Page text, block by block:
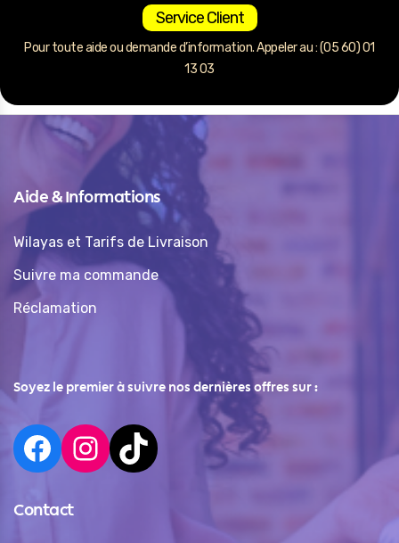
Service Client
Pour toute aide ou demande d’information. Appeler au : (05 60) 01
13 03
Aide & Informations
Wilayas et Tarifs de Livraison
Suivre ma commande
Réclamation
Soyez le premier à suivre nos dernières offres sur :
Contact